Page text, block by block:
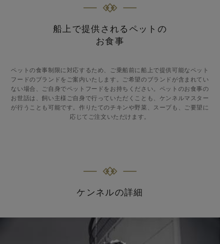
船上で提供されるペットの
お食事
ペットの食事制限に対応するため、ご乗船前に船上で提供可能なペット
フードのブランドをご案内いたします。ご希望のブランドが含まれてい
ない場合、ご自身でペットフードをお持ちください。ペットのお食事の
お世話は、飼い主様ご自身で行っていただくことも、ケンネルマスター
が行うことも可能です。作りたてのチキンや野菜、スープも、ご要望に
応じてご注文いただけます。
ケンネルの詳細